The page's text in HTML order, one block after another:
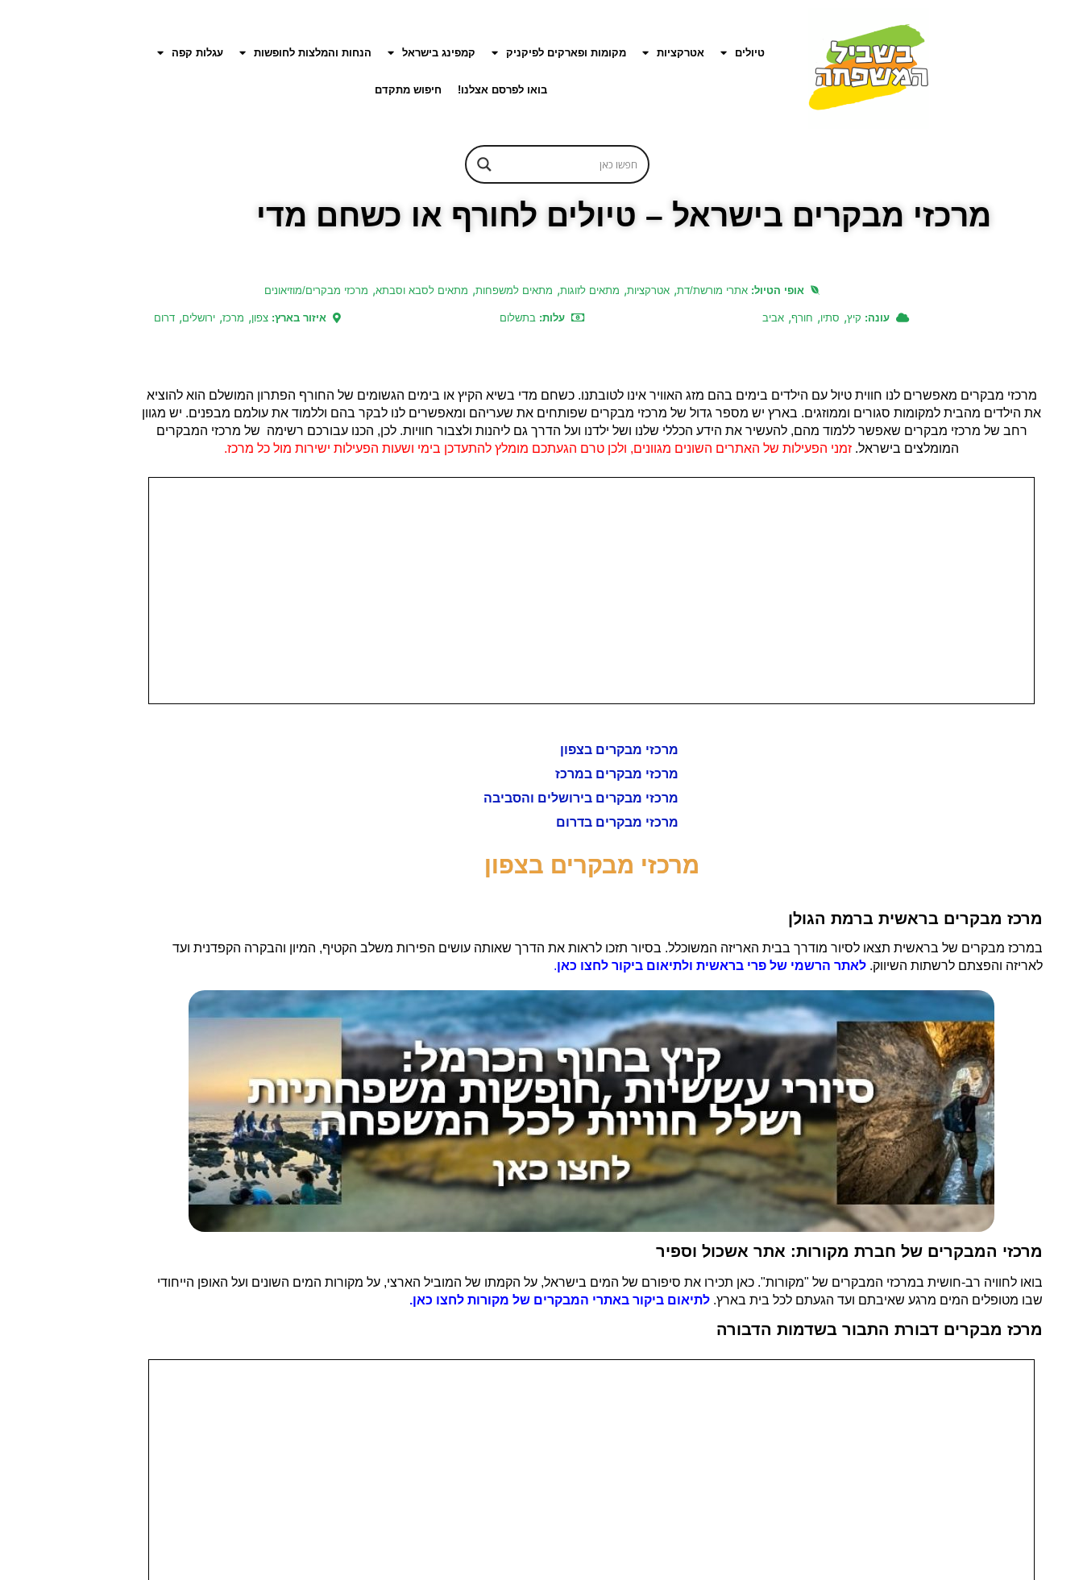
טיולים אטרקציות מקומות ופארקים לפיקניק קמפינג בישראל הנחות והמלצות לחופשות עגלות קפה
בואו לפרסם אצלנו! חיפוש מתקדם
מרכזי מבקרים בישראל – טיולים לחורף או כשחם מדי
אופי הטיול:אתרי מורשת/דת, אטרקציות, מתאים לזוגות, מתאים למשפחות, מתאים לסבא וסבתא, מרכזי מבקרים/מוזיאונים
עונה: קיץ, סתיו, חורף, אביב עלות:בתשלום איזור בארץ: צפון, מרכז, ירושלים, דרום
מרכזי מבקרים מאפשרים לנו חווית טיול עם הילדים בימים בהם מזג האוויר אינו לטובתנו. כשחם מדי בשיא הקיץ או בימים הגשומים של החורף הפתרון המושלם הוא להוציא
את הילדים מהבית למקומות סגורים וממוזגים. בארץ יש מספר גדול של מרכזי מבקרים שפותחים את שעריהם ומאפשרים לנו לבקר בהם וללמוד את עולמם מבפנים. יש מגוון
רחב של מרכזי מבקרים שאפשר ללמוד מהם, להעשיר את הידע הכללי שלנו ושל ילדנו ועל הדרך גם ליהנות ולצבור חוויות. לכן, הכנו עבורכם רשימה של מרכזי המבקרים
המומלצים בישראל. זמני הפעילות של האתרים השונים מגוונים, ולכן טרם הגעתכם מומלץ להתעדכן בימי ושעות הפעילות ישירות מול כל מרכז.
מרכזי מבקרים בצפון
מרכזי מבקרים במרכז
מרכזי מבקרים בירושלים והסביבה
מרכזי מבקרים בדרום
מרכזי מבקרים בצפון
מרכז מבקרים בראשית ברמת הגולן
במרכז מבקרים של בראשית תצאו לסיור מודרך בבית האריזה המשוכלל. בסיור תזכו לראות את הדרך שאותה עושים הפירות משלב הקטיף, המיון והבקרה הקפדנית ועד
לאריזה והפצתם לרשתות השיווק. לאתר הרשמי של פרי בראשית ולתיאום ביקור לחצו כאן.
מרכזי המבקרים של חברת מקורות: אתר אשכול וספיר
בואו לחוויה רב-חושית במרכזי המבקרים של "מקורות". כאן תכירו את סיפורם של המים בישראל, על הקמתו של המוביל הארצי, על מקורות המים השונים ועל האופן הייחודי
שבו מטופלים המים מרגע שאיבתם ועד הגעתם לכל בית בארץ. לתיאום ביקור באתרי המבקרים של מקורות לחצו כאן.
מרכז מבקרים דבורת התבור בשדמות הדבורה